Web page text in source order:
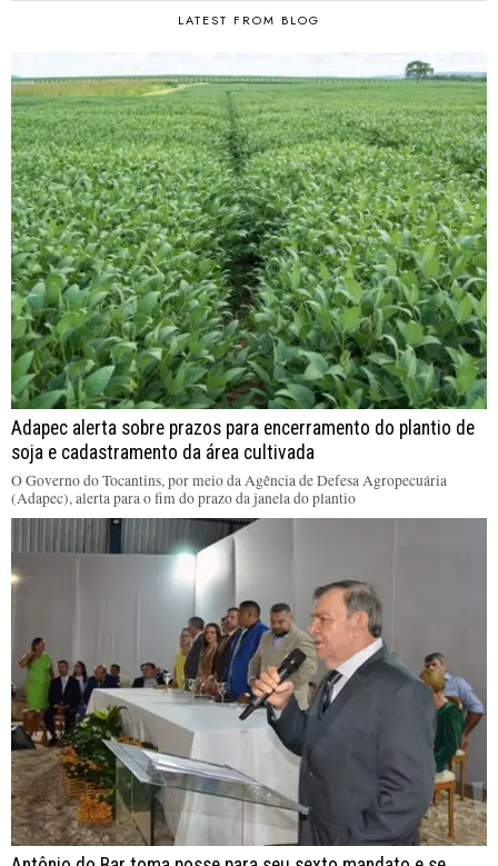
LATEST FROM BLOG
Adapec alerta sobre prazos para encerramento do plantio de
soja e cadastramento da área cultivada
O Governo do Tocantins, por meio da Agência de Defesa Agropecuária
(Adapec), alerta para o fim do prazo da janela do plantio